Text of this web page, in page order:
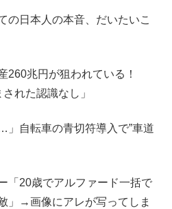
の日本人の本音、だいたいこ
260兆円が狙われている！
れた認識なし」
」自転車の青切符導入で”車道
「20歳でアルファード一括で
」→画像にアレが写ってしま